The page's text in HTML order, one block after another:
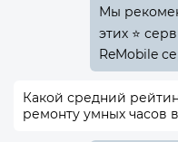
Мы
этих ⭐
ReMobile
Какой средний
ремонту умных часов